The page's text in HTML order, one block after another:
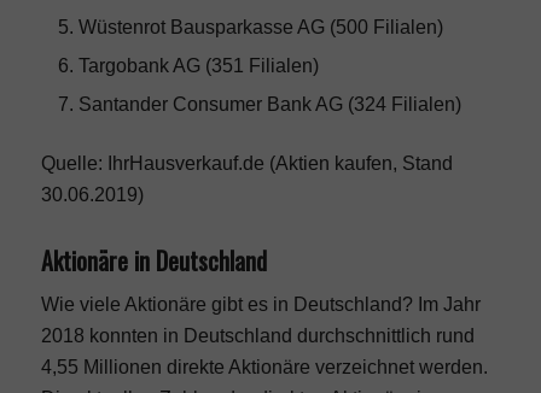
Wüstenrot Bausparkasse AG (500 Filialen)
Targobank AG (351 Filialen)
Santander Consumer Bank AG (324 Filialen)
Quelle: IhrHausverkauf.de (Aktien kaufen, Stand
30.06.2019)
Aktionäre in Deutschland
Wie viele Aktionäre gibt es in Deutschland? Im Jahr
2018 konnten in Deutschland durchschnittlich rund
4,55 Millionen direkte Aktionäre verzeichnet werden.